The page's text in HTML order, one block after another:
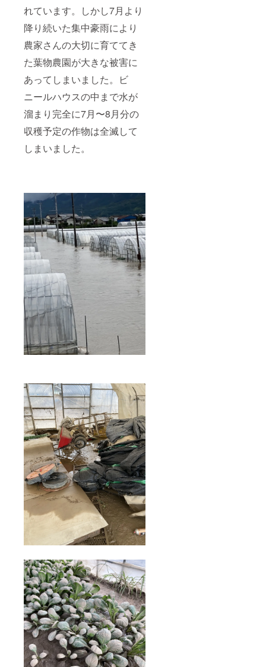
れています。しかし7月より
降り続いた集中豪雨により
農家さんの大切に育ててき
た葉物農園が大きな被害に
あってしまいました。ビ
ニールハウスの中まで水が
溜まり完全に7月〜8月分の
収穫予定の作物は全滅して
しまいました。